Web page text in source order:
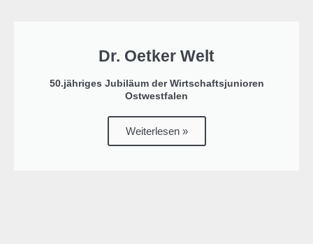
Dr. Oetker Welt
50.jähriges Jubiläum der Wirtschaftsjunioren
Ostwestfalen
Weiterlesen »